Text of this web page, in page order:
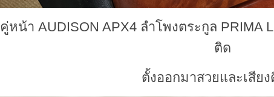
คู่หน้า AUDISON APX4 ลำโพงตระกูล PRIMA
ติด
ตั้งออกมาสวยและเสีย